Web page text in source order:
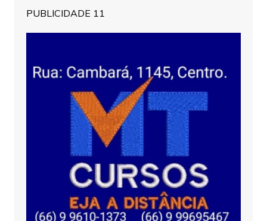
PUBLICIDADE 11